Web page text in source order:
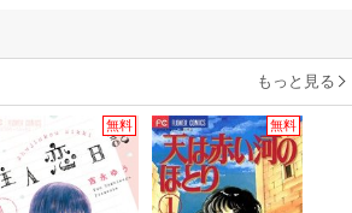
もっと見る
無料 無料